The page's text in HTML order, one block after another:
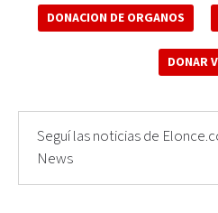
DONACION DE ORGANOS
DONAR
Seguí las noticias de
News